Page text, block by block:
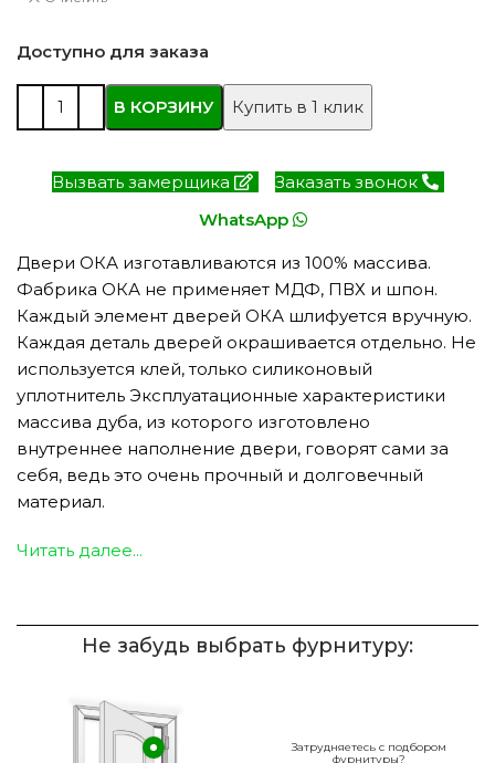
Доступно для заказа
В КОРЗИНУ Купить в 1 клик
Вызвать замерщика
Заказать звонок
WhatsApp
Двери ОКА изготавливаются из 100% массива.
Фабрика ОКА не применяет МДФ, ПВХ и шпон.
Каждый элемент дверей ОКА шлифуется вручную.
Каждая деталь дверей окрашивается отдельно. Не
используется клей, только силиконовый
уплотнитель Эксплуатационные характеристики
массива дуба, из которого изготовлено
внутреннее наполнение двери, говорят сами за
себя, ведь это очень прочный и долговечный
материал.
Читать далее...
Не забудь выбрать фурнитуру:
Затрудняетесь с подбором
фурнитуры?